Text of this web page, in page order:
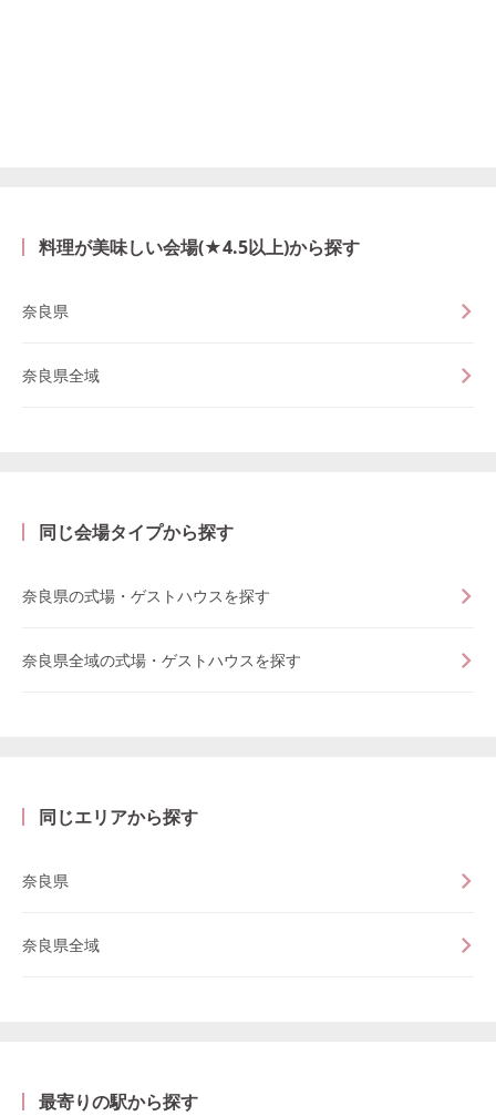
料理が美味しい会場(★4.5以上)から探す
奈良県
奈良県全域
同じ会場タイプから探す
奈良県の式場・ゲストハウスを探す
奈良県全域の式場・ゲストハウスを探す
同じエリアから探す
奈良県
奈良県全域
最寄りの駅から探す